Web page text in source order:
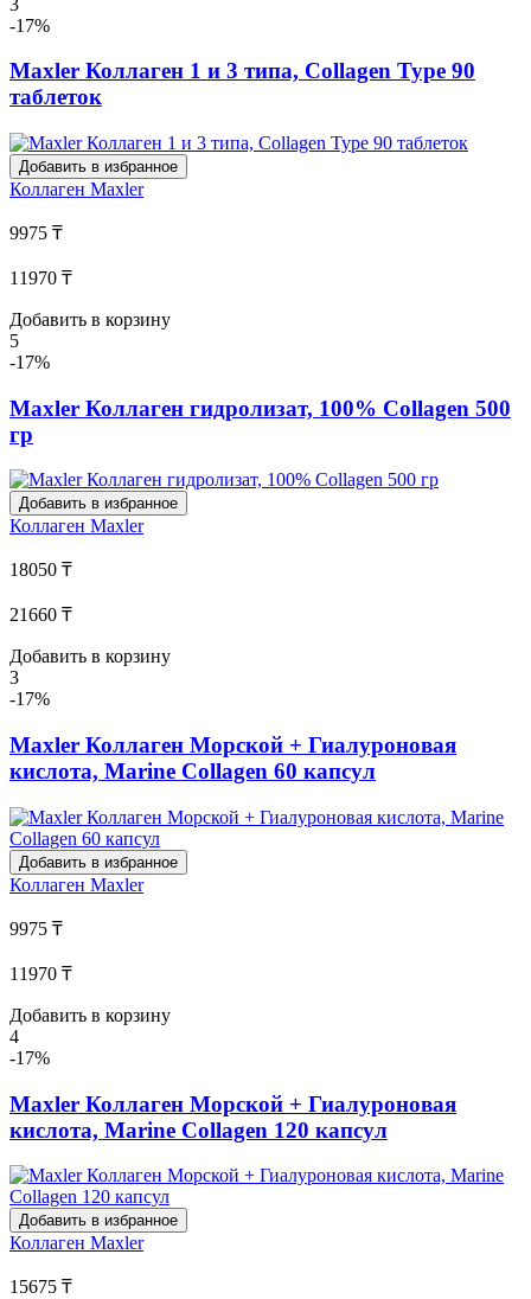
-17%
Maxler Коллаген 1 и 3 типа, Collagen Type 90
таблеток
Добавить в избранное
Коллаген Maxler
9975 ₸
11970 ₸
Добавить в корзину
5
-17%
Maxler Коллаген гидролизат, 100% Collagen 500
гр
Добавить в избранное
Коллаген Maxler
18050 ₸
21660 ₸
Добавить в корзину
3
-17%
Maxler Коллаген Морской + Гиалуроновая
кислота, Marine Collagen 60 капсул
Добавить в избранное
Коллаген Maxler
9975 ₸
11970 ₸
Добавить в корзину
4
-17%
Maxler Коллаген Морской + Гиалуроновая
кислота, Marine Collagen 120 капсул
Добавить в избранное
Коллаген Maxler
15675 ₸